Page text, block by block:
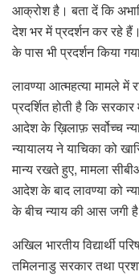
आक्रोश है। बता दें कि
देश भर में प्रदर्शन कर रहे
के पास भी प्रदर्शन किया
लावण्या आत्महत्या मामले
प्रदर्शित होती है कि
आदेश के ख़िलाफ़ सर्वोच्च
न्यायालय ने याचिका को
मान्य रखते हुए, मामला
आदेश के बाद लावण्या को
के बीच न्याय की आस जगी
अखिल भारतीय विद्यार्थी
तमिलनाडु सरकार तथा